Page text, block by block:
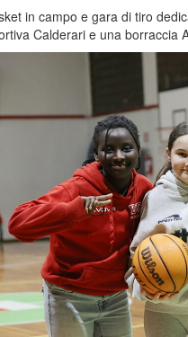
in campo e gara di tiro
Calderari e una borraccia